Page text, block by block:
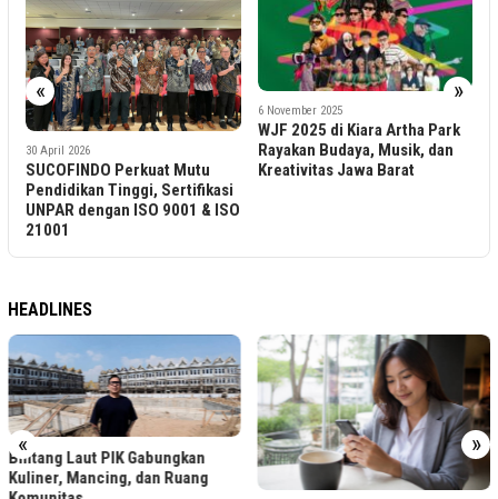
« »
ISO
6 November 2025
WJF 2025 di Kiara Artha Park
Rayakan Budaya, Musik, dan
Kreativitas Jawa Barat
15 October 2025
Barasuara Umumkan Tur
Jalaran Sadrah Album
Showcase Vol. 2 di Lima Kota
HEADLINES
« »